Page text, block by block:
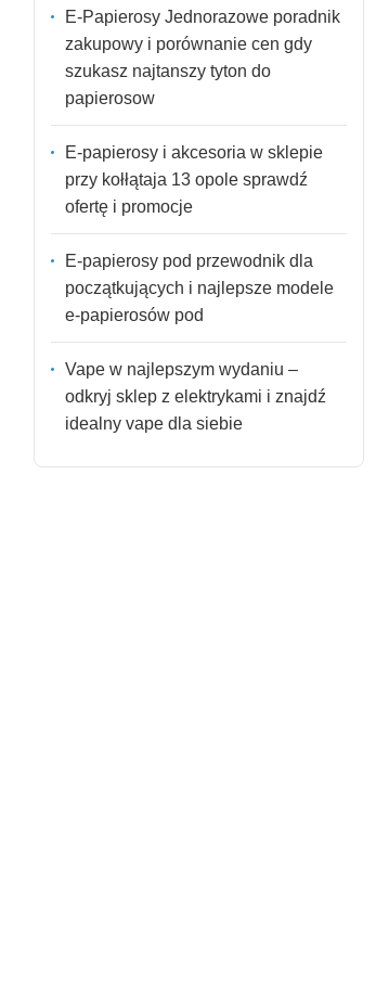
E-Papierosy Jednorazowe poradnik
zakupowy i porównanie cen gdy
szukasz najtanszy tyton do
papierosow
E-papierosy i akcesoria w sklepie
przy kołłątaja 13 opole sprawdź
ofertę i promocje
E-papierosy pod przewodnik dla
początkujących i najlepsze modele
e-papierosów pod
Vape w najlepszym wydaniu –
odkryj sklep z elektrykami i znajdź
idealny vape dla siebie